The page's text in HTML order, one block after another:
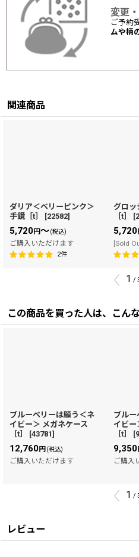
変更
ご予約
ムや柄
関連商品
ダリア＜ベリーピンク＞
手鏡［t］
[22582]
5,720円～(税込)
ご購入いただけます
2件
グロッ
［t］
[
5,720
[Sold
1 /
この商品を買った人は、こん
ブルーベリーは願う＜ネ
イビー＞ メガネケース
［t］
[43781]
12,760円 (税込)
ご購入いただけます
ブルー
イビー
［t］
[
9,350
ご購入
1 /
レビュー